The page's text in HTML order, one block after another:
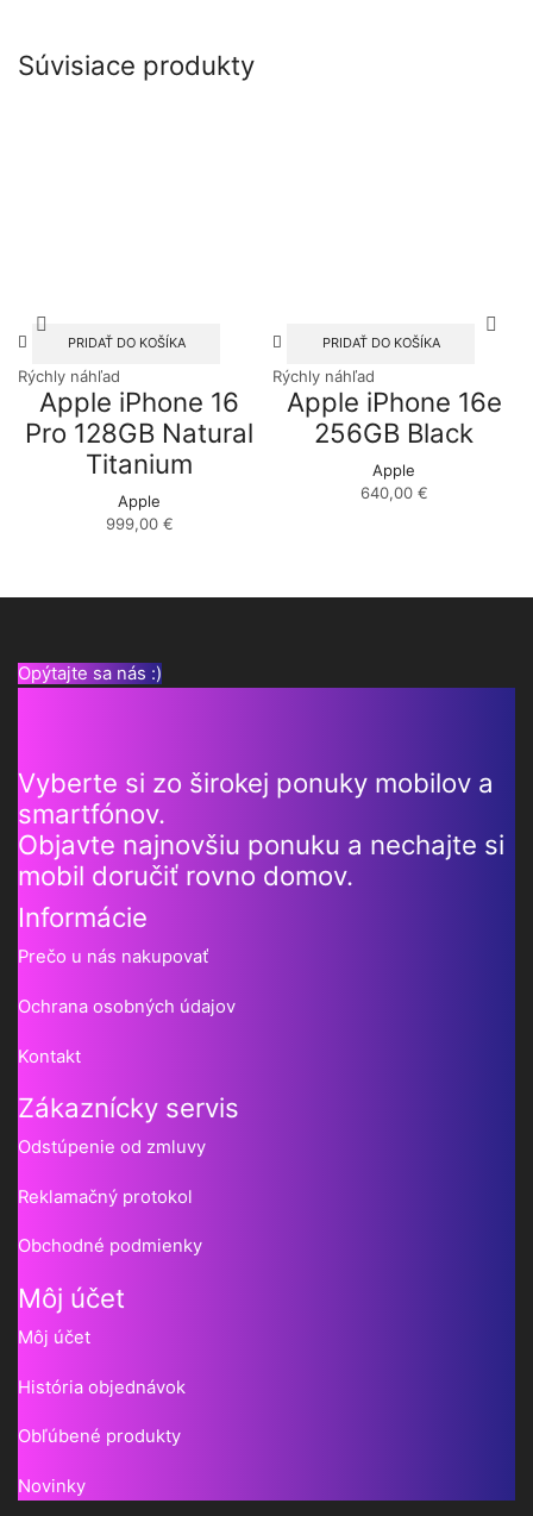
Súvisiace produkty
PRIDAŤ DO KOŠÍKA
Rýchly náhľad
Apple iPhone 16
Pro 128GB Natural
Titanium
Apple
999,00 €
PRIDAŤ DO KOŠÍKA
Rýchly náhľad
Apple iPhone 16e
256GB Black
Apple
640,00 €
Opýtajte sa nás :)
Vyberte si zo širokej ponuky mobilov a
smartfónov.
Objavte najnovšiu ponuku a nechajte si
mobil doručiť rovno domov.
Informácie
Prečo u nás nakupovať
Ochrana osobných údajov
Kontakt
Zákaznícky servis
Odstúpenie od zmluvy
Reklamačný protokol
Obchodné podmienky
Môj účet
Môj účet
História objednávok
Obľúbené produkty
Novinky